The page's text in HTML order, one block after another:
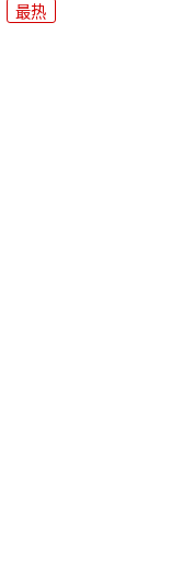
最热